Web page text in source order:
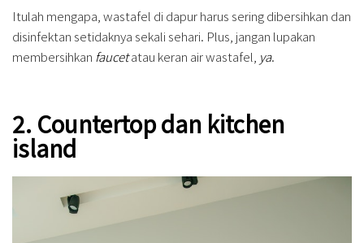
Itulah mengapa, wastafel di dapur harus sering dibersihkan dan
disinfektan setidaknya sekali sehari. Plus, jangan lupakan
membersihkan faucetatau keran air wastafel, ya.
2. Countertop dan kitchen
island